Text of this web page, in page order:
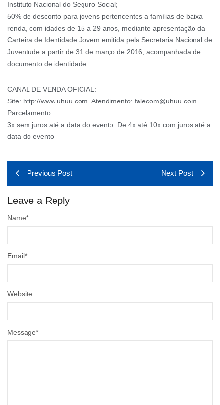
Instituto Nacional do Seguro Social;
50% de desconto para jovens pertencentes a famílias de baixa
renda, com idades de 15 a 29 anos, mediante apresentação da
Carteira de Identidade Jovem emitida pela Secretaria Nacional de
Juventude a partir de 31 de março de 2016, acompanhada de
documento de identidade.
CANAL DE VENDA OFICIAL:
Site: http://www.uhuu.com. Atendimento: falecom@uhuu.com.
Parcelamento:
3x sem juros até a data do evento. De 4x até 10x com juros até a
data do evento.
Previous Post Next Post
Leave a Reply
Message*
Name*
Email*
Website